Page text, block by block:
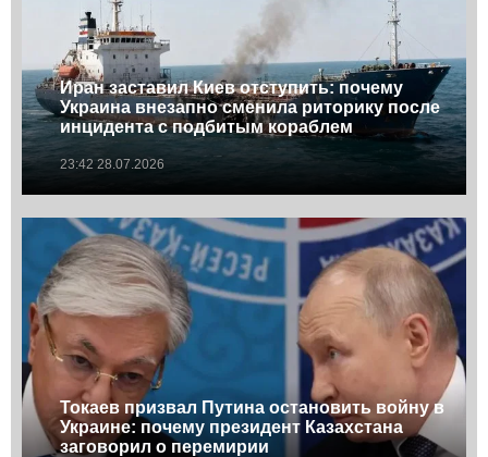
Иран заставил Киев отступить: почему
Украина внезапно сменила риторику после
инцидента с подбитым кораблем
23:42 28.07.2026
Токаев призвал Путина остановить войну в
Украине: почему президент Казахстана
заговорил о перемирии